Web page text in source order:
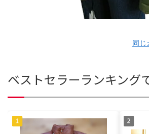
同じ
ベストセラーランキング